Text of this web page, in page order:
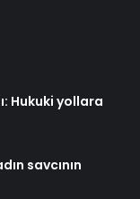
Hukuki yollara
savcının